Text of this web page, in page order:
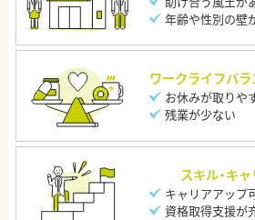
年齢や性別の壁
ワークライフバラ
お休みが取りや
残業が少ない
スキル・キ
キャリアアップ
資格取得支援が